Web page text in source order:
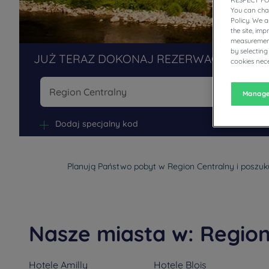
JUŻ TERAZ DOKONAJ REZERWACJI W
Dodaj specjalny kod
Planują Państwo pobyt w Region Centralny i
Nasze miasta w:
Hotele Amilly Hotele Blois
You can
Policy. We
the site,
by
cookies